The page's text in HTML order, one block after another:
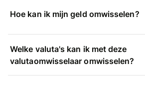
Hoe kan ik mijn geld omwisselen?
Welke valuta's kan ik met deze
valutaomwisselaar omwisselen?